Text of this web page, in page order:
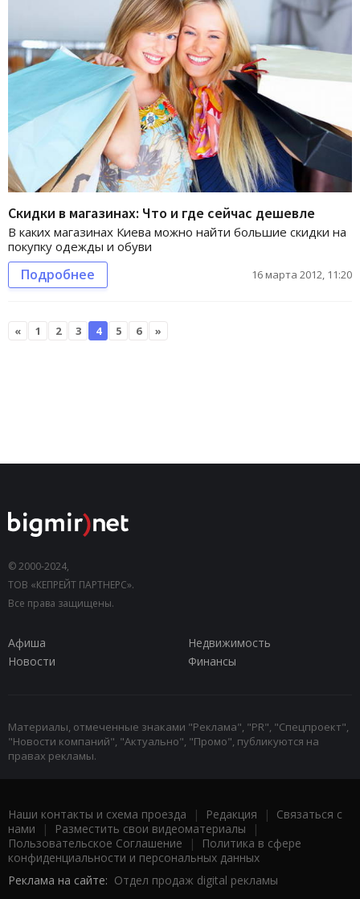
Скидки в магазинах: Что и где сейчас дешевле
В каких магазинах Киева можно найти большие скидки на
покупку одежды и обуви
Подробнее 16 марта 2012, 11:20
« 1 2 3 4 5 6 »
© 2000-2024,
ТОВ «КЕПРЕЙТ ПАРТНЕРС».
Все права защищены.
Афиша
Недвижимость
Новости
Финансы
Материалы, отмеченные знаками "Реклама", "PR", "Спецпроект",
"Новости компаний", "Актуально", "Промо", публикуются на
правах рекламы.
Наши контакты и схема проезда | Редакция | Связаться с
нами | Разместить свои видеоматериалы |
Пользовательское Соглашение |
Политика в сфере
конфиденциальности и персональных данных
Реклама на сайте: Отдел продаж digital рекламы